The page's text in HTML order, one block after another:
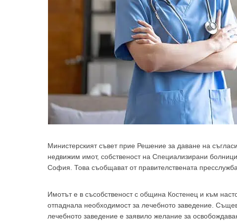
Министерският съвет прие Решение за даване на
недвижим имот, собственост на Специализирани
София. Това съобщават от правителствената пресслужба.
Имотът е в съсобственост с община Костенец и към
отпаднала необходимост за лечебното заведение.
лечебното заведение е заявило желание за
За да може